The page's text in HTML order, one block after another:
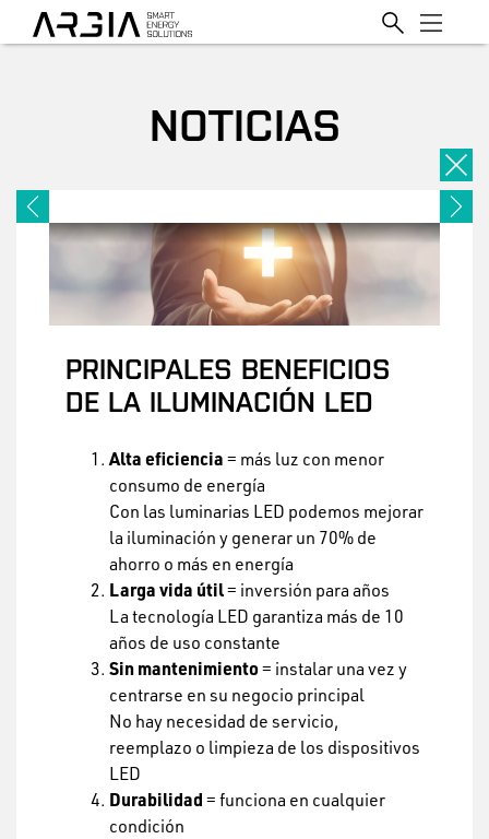
NOTICIAS
Prev Next
Close
PRINCIPALES BENEFICIOS
DE LA ILUMINACIÓN LED
Alta eficiencia= más luz con menor
consumo de energía
Con las luminarias LED podemos mejorar
la iluminación y generar un 70% de
ahorro o más en energía
Larga vida útil= inversión para años
La tecnología LED garantiza más de 10
años de uso constante
Sin mantenimiento= instalar una vez y
centrarse en su negocio principal
No hay necesidad de servicio,
reemplazo o limpieza de los dispositivos
LED
Durabilidad= funciona en cualquier
condición